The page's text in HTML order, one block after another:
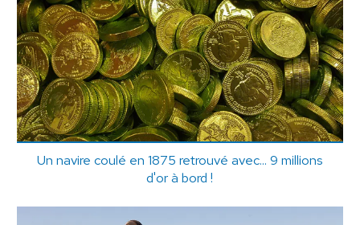
Un navire coulé en 1875 retrouvé avec... 9 millions
d'or à bord !